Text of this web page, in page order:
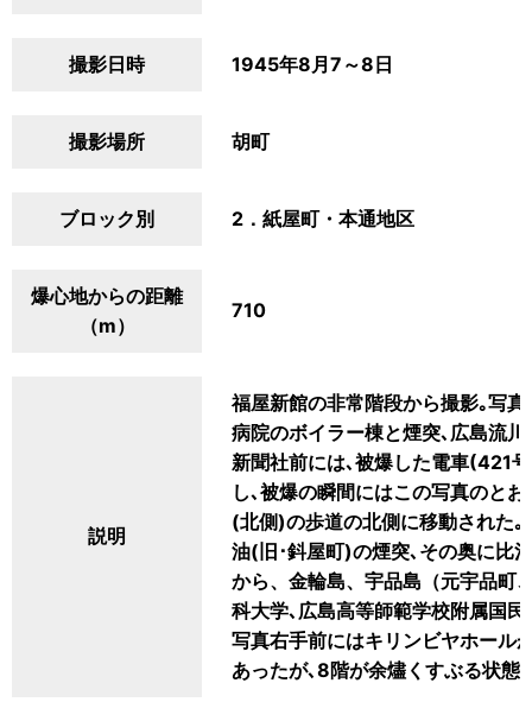
撮影日時 1945年8月7～8日
撮影場所 胡町
ブロック別 2．紙屋町・本通地区
爆心地からの距離
（m）
710
説明
福屋新館の非常階段から撮影｡写
病院のボイラー棟と煙突､広島流
新聞社前には､被爆した電車(421
し､被爆の瞬間にはこの写真のと
(北側)の歩道の北側に移動された
油(旧･鈄屋町)の煙突､その奥に比
から、金輪島、宇品島（元宇品町
科大学､広島高等師範学校附属国
写真右手前にはキリンビヤホール
あったが､8階が余燼くすぶる状態